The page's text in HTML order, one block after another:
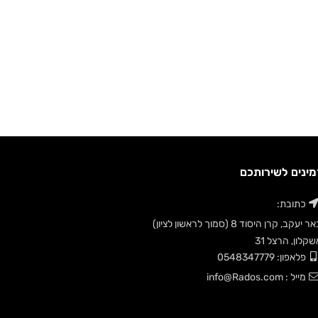
לשירותכם
כתובת:
יעקב, קרן היסוד 8 (סמוך לראשון לציון)
הרצל 31
פלאפון: 0548347779
מייל : info@Rados.com